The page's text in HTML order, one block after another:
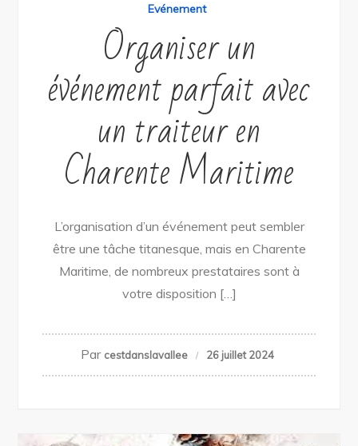
Evénement
Organiser un
événement parfait avec
un traiteur en
Charente Maritime
L’organisation d’un événement peut sembler
être une tâche titanesque, mais en Charente
Maritime, de nombreux prestataires sont à
votre disposition […]
Par cestdanslavallee 26 juillet 2024